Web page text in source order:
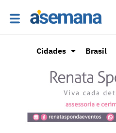
Cidades Brasil